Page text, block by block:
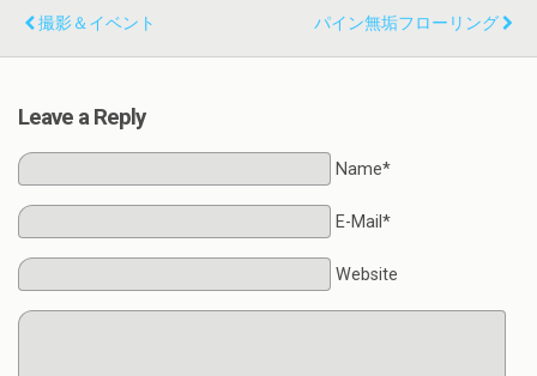
撮影＆イベント
パイン無垢フローリング
Leave a Reply
Name*
E-Mail*
Website